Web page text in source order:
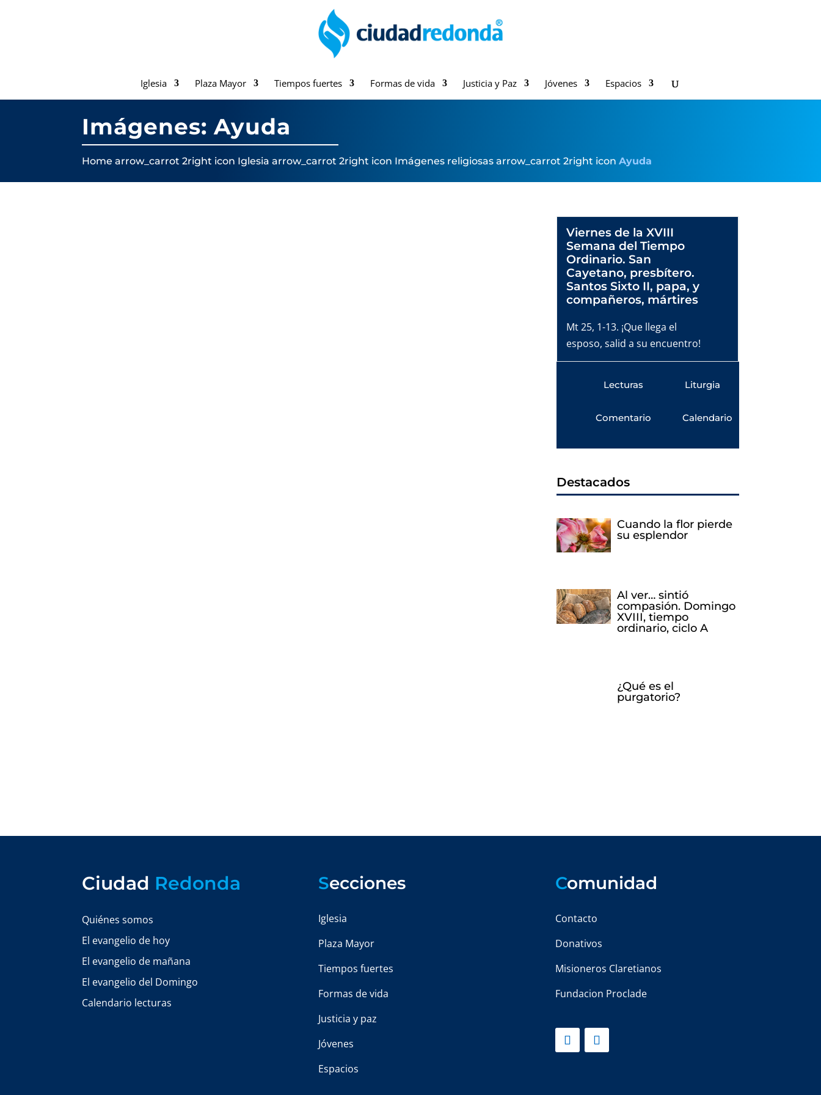
Iglesia Plaza Mayor Tiempos fuertes Formas de vida Justicia y Paz Jóvenes Espacios
Imágenes: Ayuda
Home arrow_carrot 2right icon Iglesia arrow_carrot 2right icon Imágenes religiosas arrow_carrot 2right icon Ayuda
Viernes de la XVIII
Semana del Tiempo
Ordinario. San
Cayetano, presbítero.
Santos Sixto II, papa, y
compañeros, mártires
Mt 25, 1-13. ¡Que llega el
esposo, salid a su encuentro!
Lecturas
Comentario
Liturgia
Calendario
Destacados
Cuando la flor pierde
su esplendor
Al ver… sintió
compasión. Domingo
XVIII, tiempo
ordinario, ciclo A
¿Qué es el
purgatorio?
Ciudad Redonda
Quiénes somos
El evangelio de hoy
El evangelio de mañana
El evangelio del Domingo
Calendario lecturas
Secciones
Iglesia
Plaza Mayor
Tiempos fuertes
Formas de vida
Justicia y paz
Jóvenes
Espacios
Comunidad
Contacto
Donativos
Misioneros Claretianos
Fundacion Proclade